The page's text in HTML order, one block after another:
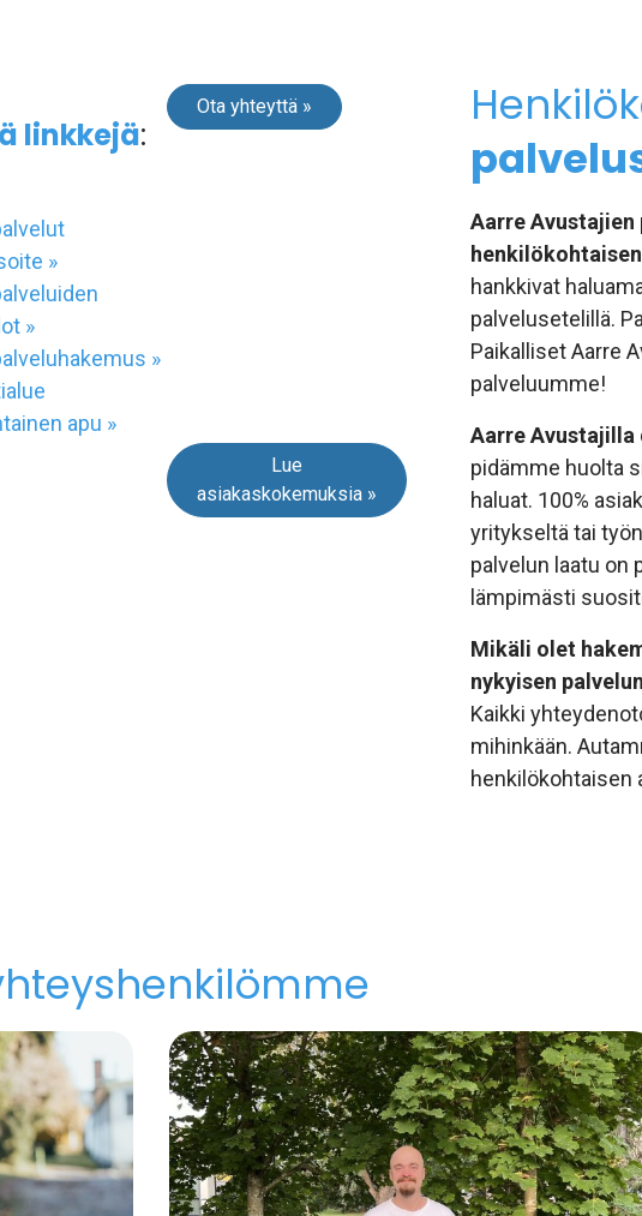
linkkejä:
»
»
»
apu »
Ota yhteyttä »
Lue
asiakaskokemuksia »
Aarre
hankkivat
palvelusetelillä.
Paikalliset Aarre
palveluumme!
Aarre
pidämme huolta
haluat. 100%
yritykseltä tai
palvelun laatu on
lämpimästi
Mikäli olet
nykyisen
Kaikki
mihinkään.
henkilökohtaisen